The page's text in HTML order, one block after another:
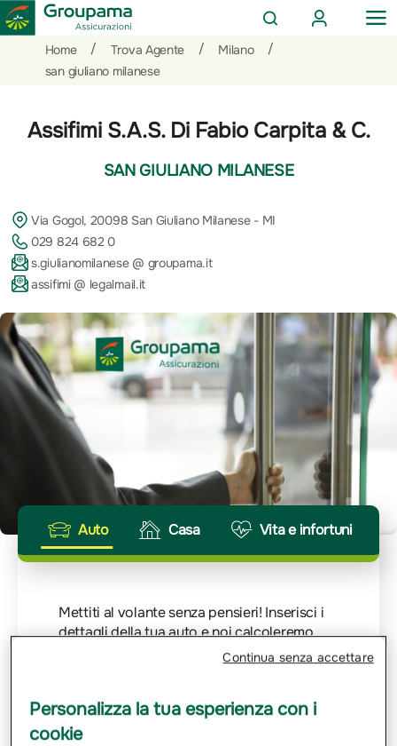
CERCA
AREA
CLIENTI
Home
/ Trova Agente / Milano
/
san giuliano milanese
Assifimi S.A.S. Di Fabio Carpita & C.
SAN GIULIANO MILANESE
Via Gogol, 20098 San Giuliano Milanese - MI
029 824 682 0
s.giulianomilanese @ groupama.it
assifimi @ legalmail.it
Auto Casa Vita e infortuni
Mettiti al volante senza pensieri! Inserisci i
dettagli della tua auto e noi calcoleremo
velocemente il tuo preventivo. Ogni viaggio
merita la giusta protezione.
Inserisci Targa
Personalizza la tua esperienza con i
cookie
Continua senza accettare